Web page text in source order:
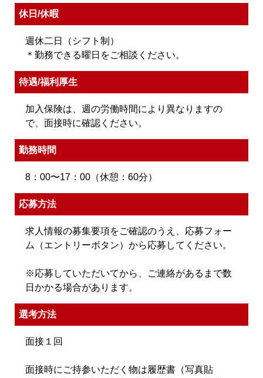
休日/休暇
週休二日（シフト制）
＊勤務できる曜日をご相談ください。
待遇/福利厚生
加入保険は、週の労働時間により異なりますの
で、面接時に確認ください。
勤務時間
8：00〜17：00（休憩：60分）
応募方法
求人情報の募集要項をご確認のうえ、応募フォー
ム（エントリーボタン）から応募してください。
※応募していただいてから、ご連絡があるまで数
日かかる場合があります。
選考方法
面接１回
面接時にご持参いただく物は履歴書（写真貼